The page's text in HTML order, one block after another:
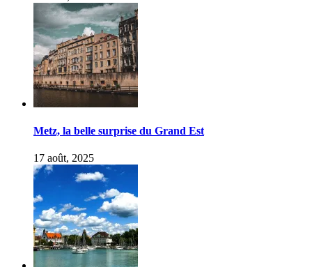
Metz, la belle surprise du Grand Est
17 août, 2025